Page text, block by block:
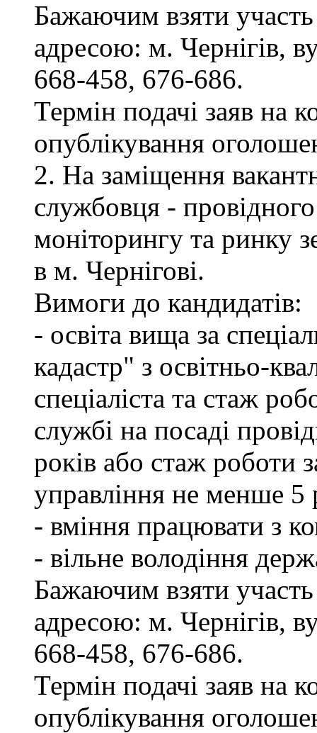
Бажаючим взяти участь
адресою: м. Чернігів,
668-458, 676-686.
Термін подачі заяв на
опублікування
2. На заміщення
службовця - провідного
моніторингу та ринку
в м. Чернігові.
Вимоги до кандидатів:
- освіта вища за
кадастр" з освітньо-
спеціаліста та стаж
службі на посаді
років або стаж роботи
управління не менше 5
- вміння працювати з
- вільне володіння
Бажаючим взяти участь
адресою: м. Чернігів,
668-458, 676-686.
Термін подачі заяв на
опублікування